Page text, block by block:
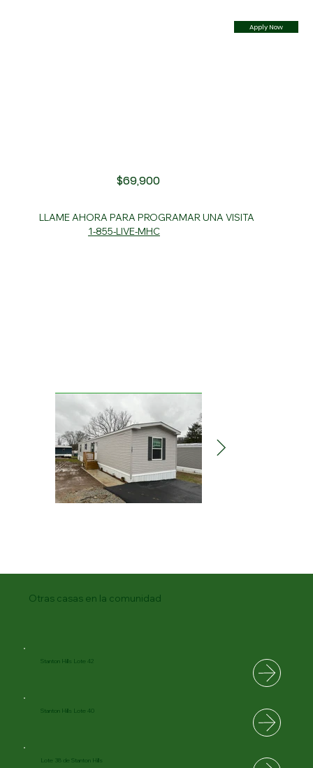
Apply Now
$69,900
1-855-LIVE-MHC
LLAME AHORA PARA PROGRAMAR UNA VISITA
Otras casas en la comunidad
Stanton Hills Lote 42
Stanton Hills Lote 40
Lote 38 de Stanton Hills